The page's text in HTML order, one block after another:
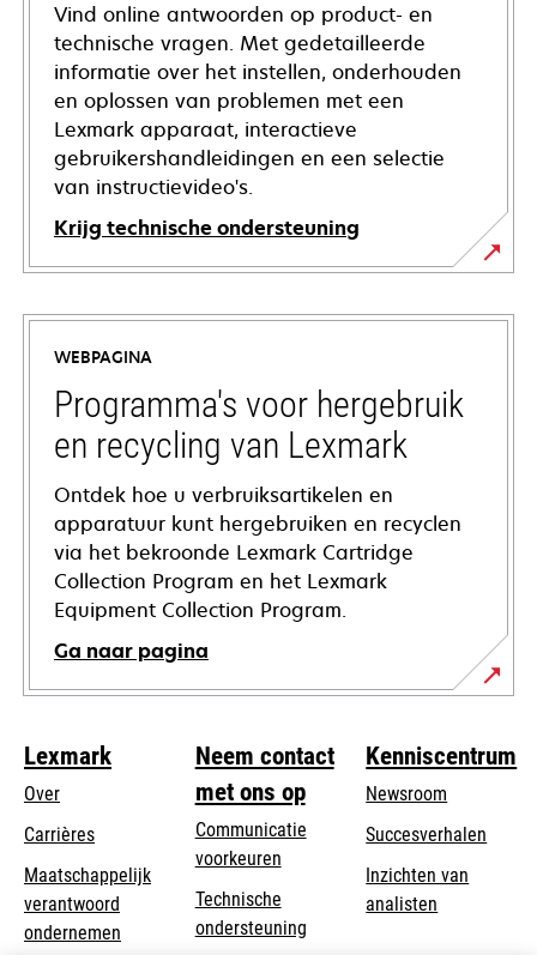
Vind online antwoorden op product- en
technische vragen. Met gedetailleerde
informatie over het instellen, onderhouden
en oplossen van problemen met een
Lexmark apparaat, interactieve
gebruikershandleidingen en een selectie
van instructievideo's.
Krijg technische ondersteuning
opens
in
new
tab
WEBPAGINA
Programma's voor hergebruik
en recycling van Lexmark
Ontdek hoe u verbruiksartikelen en
apparatuur kunt hergebruiken en recyclen
via het bekroonde Lexmark Cartridge
Collection Program en het Lexmark
Equipment Collection Program.
Ga naar pagina
Lexmark
Over
Carrières
Maatschappelijk
verantwoord
ondernemen
Neem contact
met ons op
Communicatie
voorkeuren
Technische
ondersteuningopens
Kenniscentrum
Newsroom
Succesverhalen
Inzichten van
analisten